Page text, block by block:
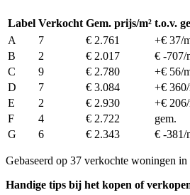
Label Verkocht Gem. prijs/m² t.o.v.
A
7 € 2.761 +€ 37/
B
2 € 2.017 € -707/
C
9 € 2.780 +€ 56/
D
7 € 3.084 +€ 360/
E
2 € 2.930 +€ 206/
F
4 € 2.722 gem.
G
6 € 2.343 € -381/
Gebaseerd op 37 verkochte woningen
Handige tips bij het kopen of